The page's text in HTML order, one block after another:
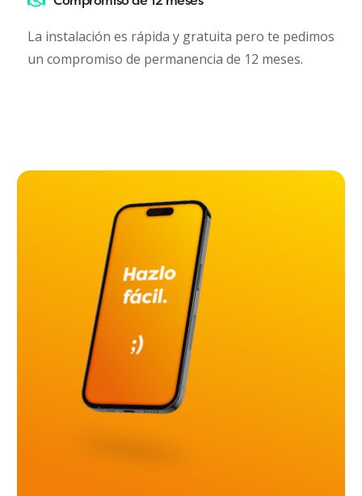
La instalación es rápida y gratuita pero te pedimos
un compromiso de permanencia de 12 meses.